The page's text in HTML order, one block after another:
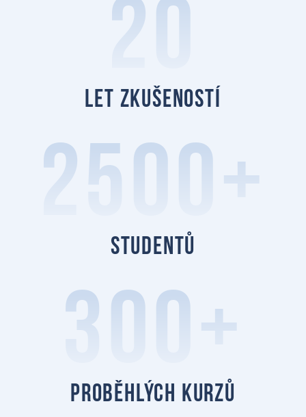
20
let zkušeností
2500+
studentů
300+
proběhlých kurzů